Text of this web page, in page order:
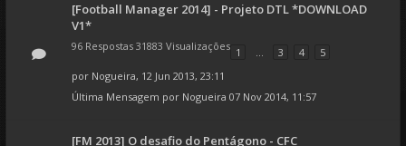
[Football Manager 2014] - Projeto DTL *DOWNLOAD
V1*
96 Respostas 31883 Visualizações 1 ... 3 4
5
por Nogueira, 12 Jun 2013, 23:11
Última Mensagem por Nogueira 07 Nov 2014, 11:57
[FM 2013] O desafio do Pentágono - CFC